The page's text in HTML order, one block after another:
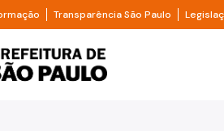
principalDivisor de acesso à informação
Transparência São Paulo Divisor
de São